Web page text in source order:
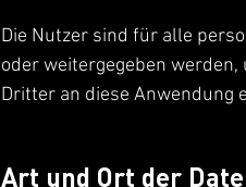
Die Nutzer sind für alle
oder weitergegeben
Dritter an diese Anwendung
Art und Ort der